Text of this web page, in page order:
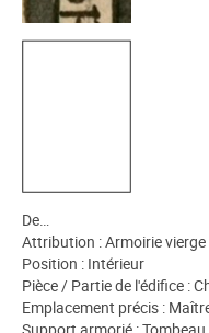
De…
Attribution : Armoirie vierge
Position : Intérieur
Pièce / Partie de l'édifice :
Emplacement précis :